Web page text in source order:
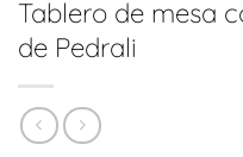
Tablero de mesa
de Pedrali